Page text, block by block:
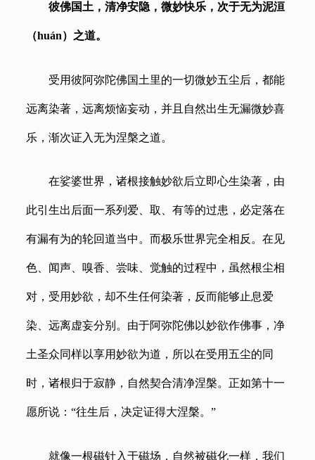
彼佛国土，清净安隐，微妙快乐，次于无为泥洹
（huán） 之道。
受用彼阿弥陀佛国土里的一切微妙五尘后，都能
远离染著，远离烦恼妄动，并且自然出生无漏微妙喜
乐，渐次证入无为涅槃之道。
在娑婆世界，诸根接触妙欲后立即心生染著，由
此引生出后面一系列爱、取、有等的过患，必定落在
有漏有为的轮回道当中。而极乐世界完全相反。在见
色、闻声、嗅香、尝味、觉触的过程中，虽然根尘相
对，受用妙欲，却不生任何染著，反而能够止息爱
染、远离虚妄分别。由于阿弥陀佛以妙欲作佛事，净
土圣众同样以享用妙欲为道，所以在受用五尘的同
时，诸根归于寂静，自然契合清净涅槃。正如第十一
愿所说：“往生后，决定证得大涅槃。”
就像一根磁针入于磁场，自然被磁化一样，我们